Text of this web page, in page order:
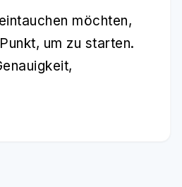
möchten,
um zu starten.